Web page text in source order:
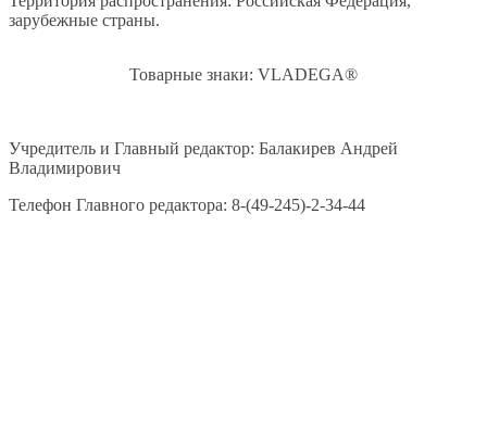
зарубежные страны.
Товарные знаки: VLADEGA®
Учредитель и Главный редактор: Балакирев Андрей
Владимирович
Телефон Главного редактора: 8-(49-245)-2-34-44